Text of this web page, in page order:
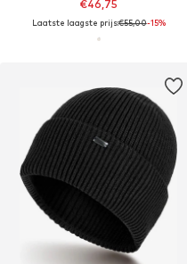
€46,75
Laatste laagste prijs:€55,00-15%